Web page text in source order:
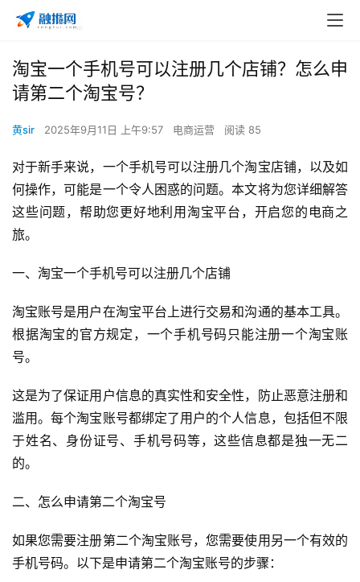
淘宝一个手机号可以注册几个店铺？怎么申
请第二个淘宝号？
黄sir 2025年9月11日 上午9:57 电商运营 阅读 85
对于新手来说，一个手机号可以注册几个淘宝店铺，以及如
何操作，可能是一个令人困惑的问题。本文将为您详细解答
这些问题，帮助您更好地利用淘宝平台，开启您的电商之
旅。
一、淘宝一个手机号可以注册几个店铺
淘宝账号是用户在淘宝平台上进行交易和沟通的基本工具。
根据淘宝的官方规定，一个手机号码只能注册一个淘宝账
号。
这是为了保证用户信息的真实性和安全性，防止恶意注册和
滥用。每个淘宝账号都绑定了用户的个人信息，包括但不限
于姓名、身份证号、手机号码等，这些信息都是独一无二
的。
二、怎么申请第二个淘宝号
如果您需要注册第二个淘宝账号，您需要使用另一个有效的
手机号码。以下是申请第二个淘宝账号的步骤：